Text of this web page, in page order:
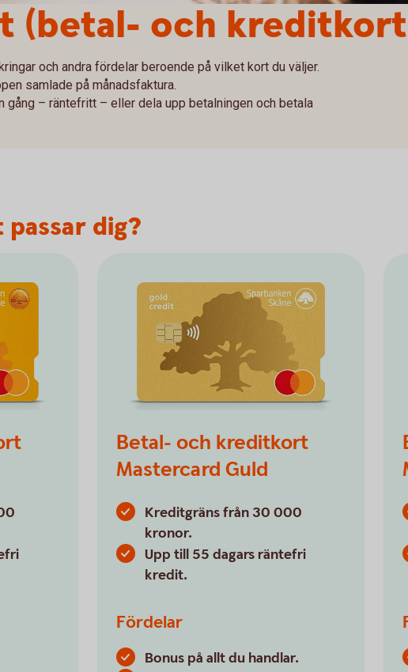
(betal- och
och andra fördelar beroende på vilket kort du väljer.
samlade på månadsfaktura.
gång – räntefritt – eller dela upp betalningen och betala
dig?
Betal- och kreditkort
Mastercard Guld
Kreditgräns från 30 000
kronor.
Upp till 55 dagars räntefri
kredit.
Fördelar
Bonus på allt du handlar.